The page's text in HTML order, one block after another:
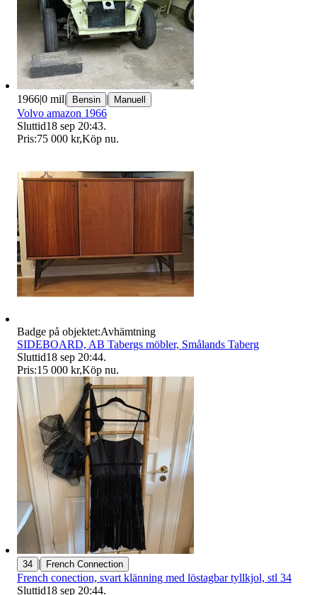
1966|0 mil| Bensin | Manuell
Volvo amazon 1966
Sluttid18 sep 20:43.
Pris:75 000 kr,Köp nu.
Badge på objektet:Avhämtning
SIDEBOARD, AB Tabergs möbler, Smålands Taberg
Sluttid18 sep 20:44.
Pris:15 000 kr,Köp nu.
34 | French Connection
French conection, svart klänning med löstagbar tyllkjol, stl 34
Sluttid18 sep 20:44.